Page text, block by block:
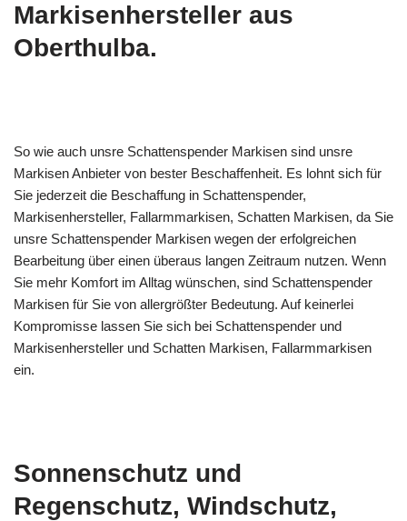
Markisenhersteller aus
Oberthulba.
So wie auch unsre Schattenspender Markisen sind unsre
Markisen Anbieter von bester Beschaffenheit. Es lohnt sich für
Sie jederzeit die Beschaffung in Schattenspender,
Markisenhersteller, Fallarmmarkisen, Schatten Markisen, da Sie
unsre Schattenspender Markisen wegen der erfolgreichen
Bearbeitung über einen überaus langen Zeitraum nutzen. Wenn
Sie mehr Komfort im Alltag wünschen, sind Schattenspender
Markisen für Sie von allergrößter Bedeutung. Auf keinerlei
Kompromisse lassen Sie sich bei Schattenspender und
Markisenhersteller und Schatten Markisen, Fallarmmarkisen
ein.
Sonnenschutz und
Regenschutz, Windschutz,